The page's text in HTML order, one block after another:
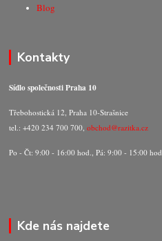
Blog
Kontakty
Sídlo společnosti Praha 10
Třebohostická 12, Praha 10-Strašnice
tel.: +420 234 700 700,obchod@razitka.cz
Po - Čt: 9:00 - 16:00 hod., Pá: 9:00 - 15:00 hod.
Kde nás najdete